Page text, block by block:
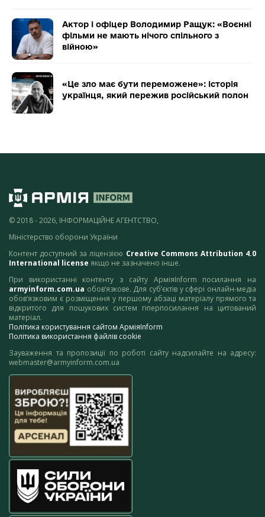
Актор і офіцер Володимир Ращук: «Воєнні
фільми не мають нічого спільного з
війною»
«Це зло має бути переможене»: історія
українця, який пережив російський полон
© 2018 - 2026, ІНФОРМАЦІЙНЕ АГЕНТСТВО,
Міністерство оборони України
Контент доступний за ліцензією Creative Commons Attribution 4.0
International license якщо не зазначено інше.
При використанні контенту з сайту АрміяInform посилання на
armyinform.com.ua обов’язкове. Для суб’єктів у сфері онлайн-медіа
обов’язковим є розміщення у першому абзаці матеріалу прямого та
відкритого для пошукових систем гіперпосилання на цитований
матеріал.
Політика користування сайтом АрміяInform
Політика використання файлів cookie
Зауваження та пропозиції по роботі сайту надсилайте на адресу:
webmaster@armyinform.com.ua